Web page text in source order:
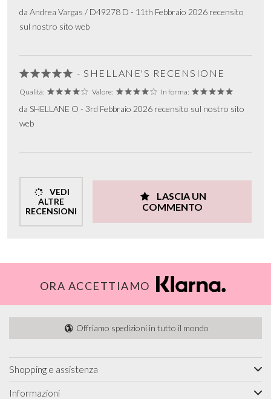
da Andrea Vargas / D49278 D - 11th Febbraio 2026 recensito
sul nostro sito web
- SHELLANE'S RECENSIONE
Qualità: Valore: In forma:
da SHELLANE O - 3rd Febbraio 2026 recensito sul nostro sito
web
VEDI
ALTRE
RECENSIONI
LASCIA UN
COMMENTO
ORA ACCETTIAMO
Offriamo spedizioni in tutto il mondo
Shopping e assistenza
Informazioni